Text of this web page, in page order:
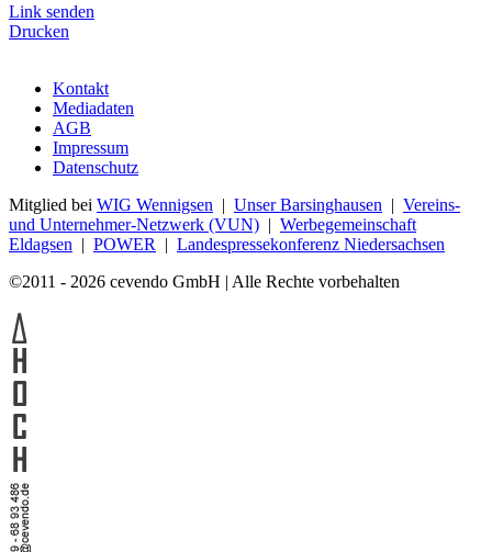
Link senden
Drucken
Kontakt
Mediadaten
AGB
Impressum
Datenschutz
Mitglied bei WIG Wennigsen | Unser Barsinghausen | Vereins-
und Unternehmer-Netzwerk (VUN) | Werbegemeinschaft
Eldagsen | POWER | Landespressekonferenz Niedersachsen
©2011 - 2026 cevendo GmbH | Alle Rechte vorbehalten